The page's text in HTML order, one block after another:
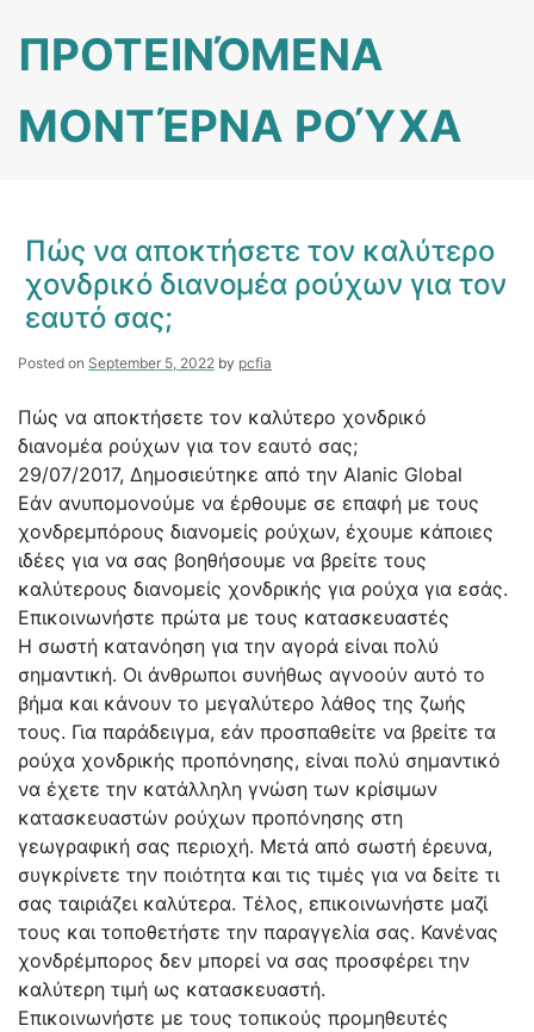
content
ΠΡΟΤΕΙΝΌΜΕΝΑ
ΜΟΝΤΈΡΝΑ ΡΟΎΧΑ
Πώς να αποκτήσετε τον καλύτερο
χονδρικό διανομέα ρούχων για τον
εαυτό σας;
Posted on September 5, 2022 by pcfia
Πώς να αποκτήσετε τον καλύτερο χονδρικό
διανομέα ρούχων για τον εαυτό σας;
29/07/2017, Δημοσιεύτηκε από την Alanic Global
Εάν ανυπομονούμε να έρθουμε σε επαφή με τους
χονδρεμπόρους διανομείς ρούχων, έχουμε κάποιες
ιδέες για να σας βοηθήσουμε να βρείτε τους
καλύτερους διανομείς χονδρικής για ρούχα για εσάς.
Επικοινωνήστε πρώτα με τους κατασκευαστές
Η σωστή κατανόηση για την αγορά είναι πολύ
σημαντική. Οι άνθρωποι συνήθως αγνοούν αυτό το
βήμα και κάνουν το μεγαλύτερο λάθος της ζωής
τους. Για παράδειγμα, εάν προσπαθείτε να βρείτε τα
ρούχα χονδρικής προπόνησης, είναι πολύ σημαντικό
να έχετε την κατάλληλη γνώση των κρίσιμων
κατασκευαστών ρούχων προπόνησης στη
γεωγραφική σας περιοχή. Μετά από σωστή έρευνα,
συγκρίνετε την ποιότητα και τις τιμές για να δείτε τι
σας ταιριάζει καλύτερα. Τέλος, επικοινωνήστε μαζί
τους και τοποθετήστε την παραγγελία σας. Κανένας
χονδρέμπορος δεν μπορεί να σας προσφέρει την
καλύτερη τιμή ως κατασκευαστή.
Επικοινωνήστε με τους τοπικούς προμηθευτές